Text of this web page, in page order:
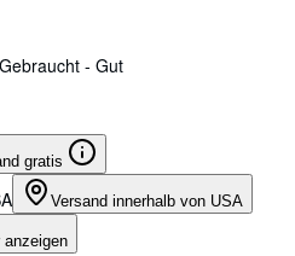
Gebraucht - Gut
gratis
Versand innerhalb von USA
anzeigen